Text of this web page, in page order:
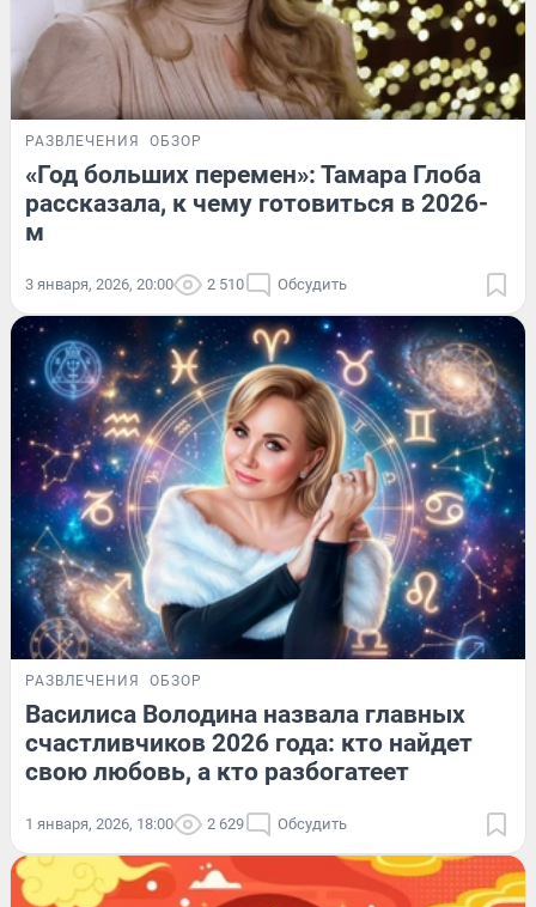
РАЗВЛЕЧЕНИЯ ОБЗОР
«Год больших перемен»: Тамара Глоба
рассказала, к чему готовиться в 2026-
м
3 января, 2026, 20:00 2 510 Обсудить
РАЗВЛЕЧЕНИЯ ОБЗОР
Василиса Володина назвала главных
счастливчиков 2026 года: кто найдет
свою любовь, а кто разбогатеет
1 января, 2026, 18:00 2 629 Обсудить